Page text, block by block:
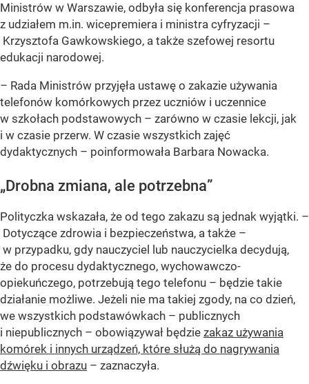
Ministrów w Warszawie, odbyła się konferencja prasowa
z udziałem m.in. wicepremiera i ministra cyfryzacji –
Krzysztofa Gawkowskiego, a także szefowej resortu
edukacji narodowej.
– Rada Ministrów przyjęła ustawę o zakazie używania
telefonów komórkowych przez uczniów i uczennice
w szkołach podstawowych – zarówno w czasie lekcji, jak
i w czasie przerw. W czasie wszystkich zajęć
dydaktycznych – poinformowała Barbara Nowacka.
„Drobna zmiana, ale potrzebna”
Polityczka wskazała, że od tego zakazu są jednak wyjątki. –
Dotyczące zdrowia i bezpieczeństwa, a także –
w przypadku, gdy nauczyciel lub nauczycielka decydują,
że do procesu dydaktycznego, wychowawczo-
opiekuńczego, potrzebują tego telefonu – będzie takie
działanie możliwe. Jeżeli nie ma takiej zgody, na co dzień,
we wszystkich podstawówkach – publicznych
i niepublicznych – obowiązywał będzie zakaz używania
komórek i innych urządzeń, które służą do nagrywania
dźwięku i obrazu – zaznaczyła.